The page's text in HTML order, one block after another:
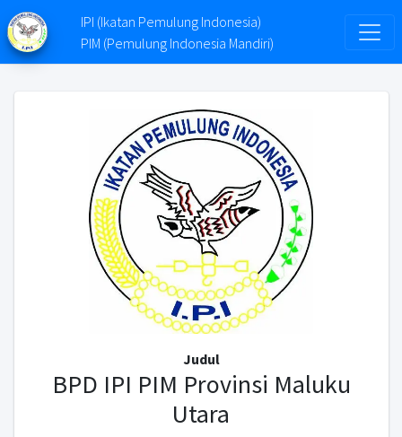
IPI (Ikatan Pemulung Indonesia)
PIM (Pemulung Indonesia Mandiri)
Judul
BPD IPI PIM Provinsi Maluku
Utara